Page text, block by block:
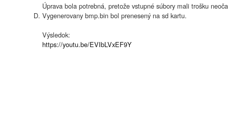
Úprava bola potrebná, pretože vstupné súbory mali trošku
Vygenerovany bmp.bin bol prenesený na sd kartu.
Výsledok:
https://youtu.be/EVIbLVxEF9Y